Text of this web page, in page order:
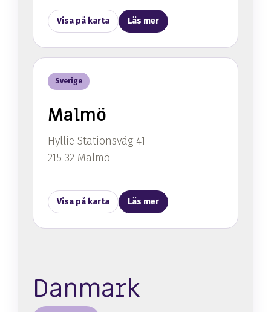
Visa på karta Läs mer
Sverige
Malmö
Hyllie Stationsväg 41
215 32 Malmö
Visa på karta Läs mer
Danmark